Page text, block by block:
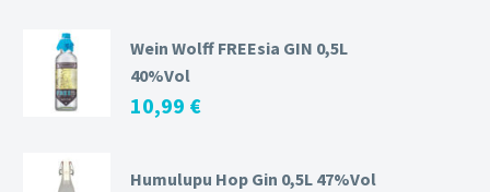
Wein Wolff FREEsia GIN 0,5L
40%Vol
10,99 €
Humulupu Hop Gin 0,5L 47%Vol